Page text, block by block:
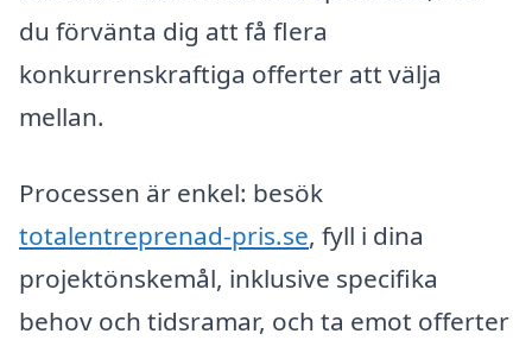
du förvänta dig att få flera
konkurrenskraftiga offerter att välja
mellan.
Processen är enkel: besök
totalentreprenad-pris.se, fyll i dina
projektönskemål, inklusive specifika
behov och tidsramar, och ta emot offerter